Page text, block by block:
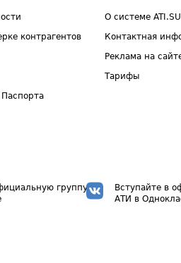
контрагентов
О системе ATI.SU
Контактная
Реклама на
Тарифы
группу
Вступайте в
АТИ в